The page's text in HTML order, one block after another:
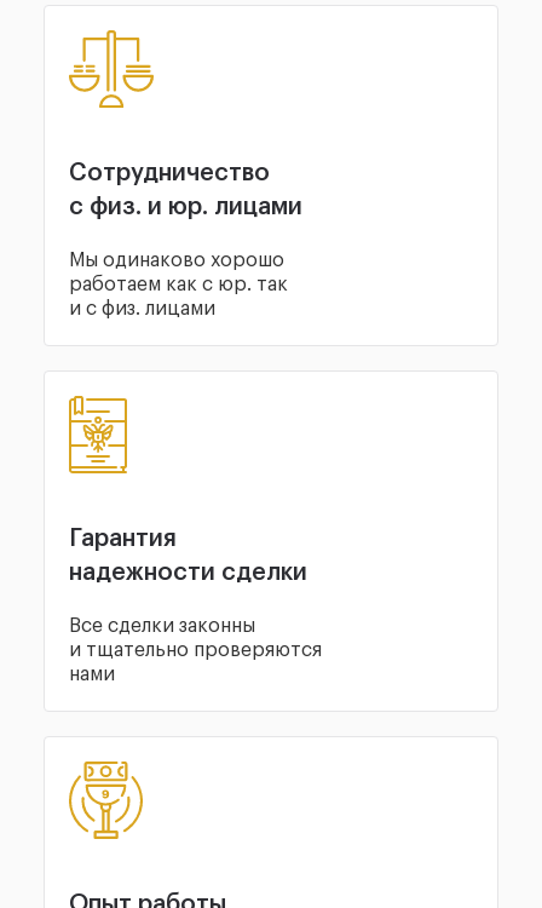
Сотрудничество
с физ. и юр. лицами
Мы одинаково хорошо
работаем как с юр. так
и с физ. лицами
Гарантия
надежности сделки
Все сделки законны
и тщательно проверяются
нами